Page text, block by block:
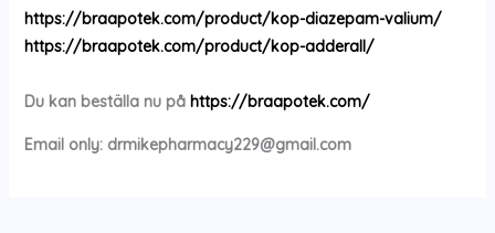
https://braapotek.com/product/kop-diazepam-valium/
https://braapotek.com/product/kop-adderall/
Du kan beställa nu på https://braapotek.com/
Email only: drmikepharmacy229@gmail.com